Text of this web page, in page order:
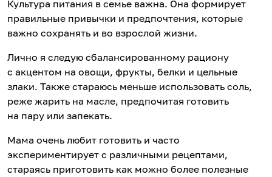
Культура питания в семье важна. Она формирует
правильные привычки и предпочтения, которые
важно сохранять и во взрослой жизни.
Лично я следую сбалансированному рациону
с акцентом на овощи, фрукты, белки и цельные
злаки. Также стараюсь меньше использовать соль,
реже жарить на масле, предпочитая готовить
на пару или запекать.
Мама очень любит готовить и часто
экспериментирует с различными рецептами,
стараясь приготовить как можно более полезные